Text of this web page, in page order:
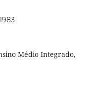
Médio Integrado,